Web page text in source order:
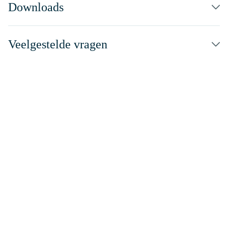
Downloads
Veelgestelde vragen